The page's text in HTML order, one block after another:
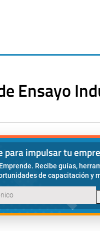
Ensayo
para impulsar tu
Recibe guías,
de capacitación y